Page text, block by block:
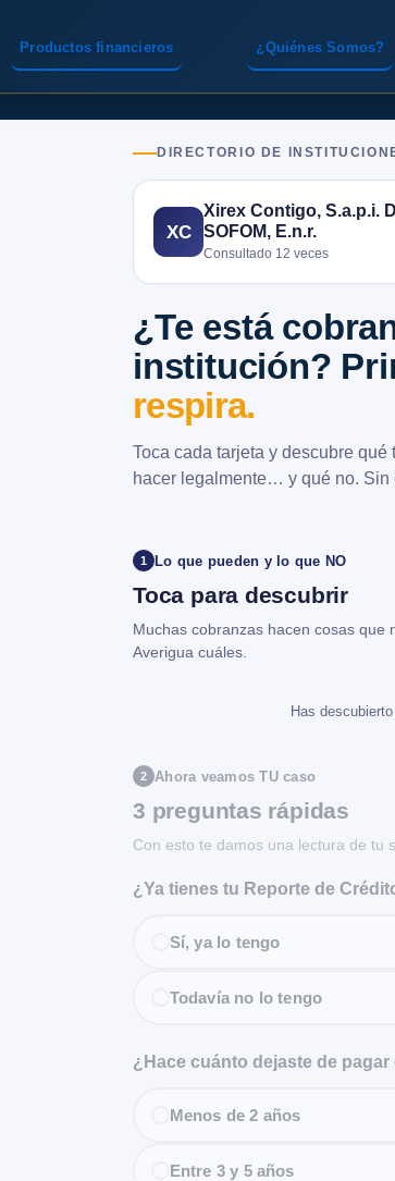
Productos financieros ¿Quiénes Somos?
DIRECTORIO DE
XC
Xirex Contigo, S.a.p.i.
SOFOM, E.n.r.
Consultado 12 veces
¿Te está
institución?
respira.
Toca cada tarjeta y descubre qué
hacer legalmente… y qué no. Sin
1 Lo que pueden y lo que NO
Toca para descubrir
Muchas cobranzas hacen cosas que
Averigua cuáles.
Has descubierto
2 Ahora veamos TU caso
3 preguntas rápidas
Con esto te damos una lectura de tu
¿Ya tienes tu Reporte de
Sí, ya lo tengo
Todavía no lo tengo
¿Hace cuánto dejaste de pagar
Menos de 2 años
Entre 3 y 5 años